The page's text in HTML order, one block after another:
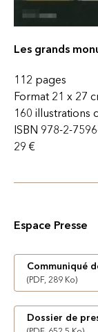
Les grands
112 pages
Format 21 x 27
160 illustrations
ISBN 978-2-
29 €
Espace Presse
Communiqué
(PDF, 289 Ko)
Dossier de